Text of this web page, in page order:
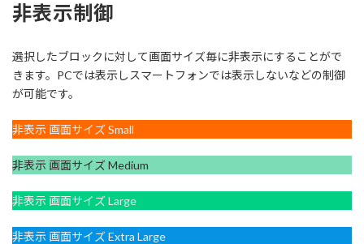
非表示制御
選択したブロックに対して画面サイズ毎に非表示にすることがで
きます。PCでは表示しスマートフォンでは表示しないなどの制御
が可能です。
非表示 画面サイズ Small
非表示 画面サイズ Medium
非表示 画面サイズ Large
非表示 画面サイズ Extra Large